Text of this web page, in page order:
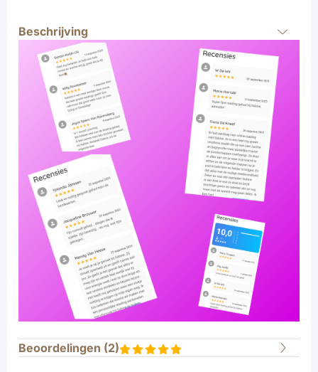
Beschrijving
Beoordelingen (2)